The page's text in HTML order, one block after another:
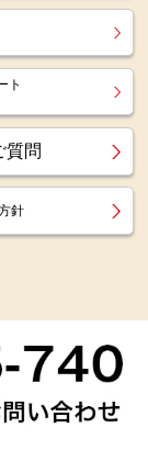
ト
質問
針